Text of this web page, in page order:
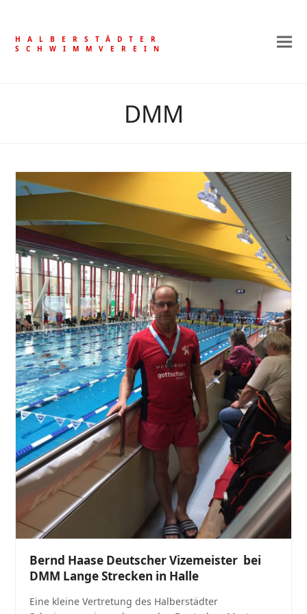
HALBERSTÄDTER
SCHWIMMVEREIN
DMM
Bernd Haase Deutscher Vizemeister bei
DMM Lange Strecken in Halle
Eine kleine Vertretung des Halberstädter